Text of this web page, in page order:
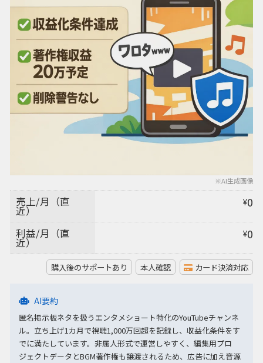
※AI生成画像
売上/月（直
近）
¥0
利益/月（直
近）
¥0
購入後のサポートあり 本人確認 カード決済対応
AI要約
匿名掲示板ネタを扱うエンタメショート特化のYouTubeチャンネ
ル。立ち上げ1カ月で視聴1,000万回超を記録し、収益化条件をす
でに満たしています。非属人形式で運営しやすく、編集用プロ
ジェクトデータとBGM著作権も譲渡されるため、広告に加え音源